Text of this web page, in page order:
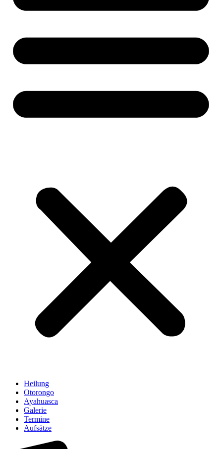
Heilung
Otorongo
Ayahuasca
Galerie
Termine
Aufsätze